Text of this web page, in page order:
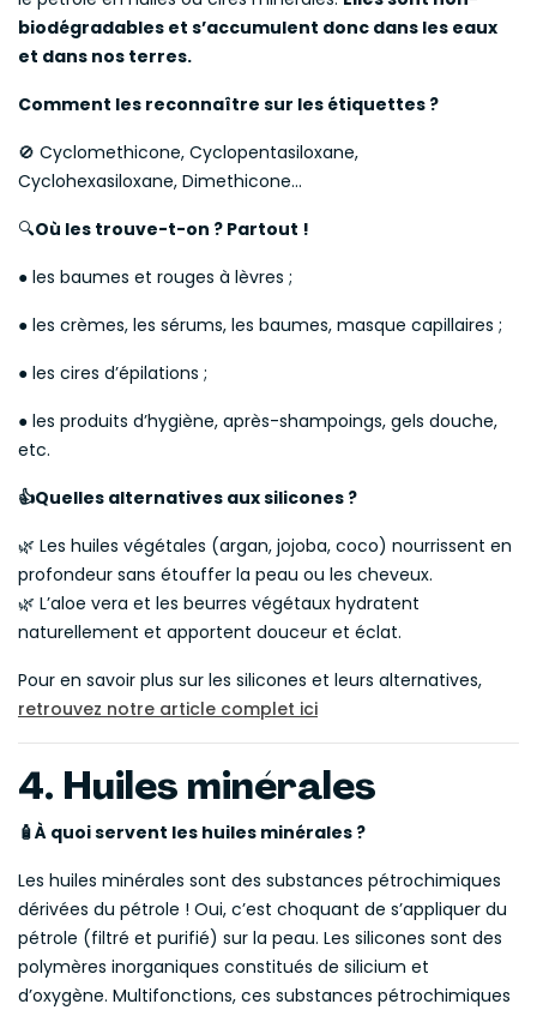
biodégradables et s’accumulent donc dans les eaux
et dans nos terres.
Comment les reconnaître sur les étiquettes ?
🚫 Cyclomethicone, Cyclopentasiloxane,
Cyclohexasiloxane, Dimethicone...
🔍Où les trouve-t-on ? Partout !
● les baumes et rouges à lèvres ;
● les crèmes, les sérums, les baumes, masque capillaires ;
● les cires d’épilations ;
● les produits d’hygiène, après-shampoings, gels douche,
etc.
👍Quelles alternatives aux silicones ?
🌿 Les huiles végétales (argan, jojoba, coco) nourrissent en
profondeur sans étouffer la peau ou les cheveux.
🌿 L’aloe vera et les beurres végétaux hydratent
naturellement et apportent douceur et éclat.
Pour en savoir plus sur les silicones et leurs alternatives,
retrouvez notre article complet ici
4. Huiles minérales
🧴À quoi servent les huiles minérales ?
Les huiles minérales sont des substances pétrochimiques
dérivées du pétrole ! Oui, c’est choquant de s’appliquer du
pétrole (filtré et purifié) sur la peau. Les silicones sont des
polymères inorganiques constitués de silicium et
d’oxygène. Multifonctions, ces substances pétrochimiques